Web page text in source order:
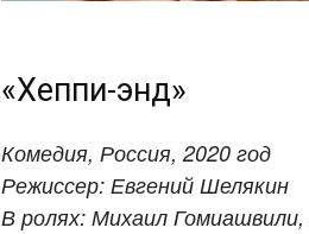
«Хеппи-энд»
Комедия, Россия, 2020 год
Режиссер: Евгений Шелякин
В ролях: Михаил